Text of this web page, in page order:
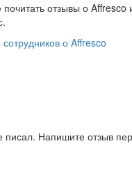
отзывы о Affresco
о Affresco
писал. Напишите отзыв